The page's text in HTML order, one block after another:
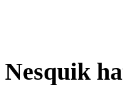
Nesquik